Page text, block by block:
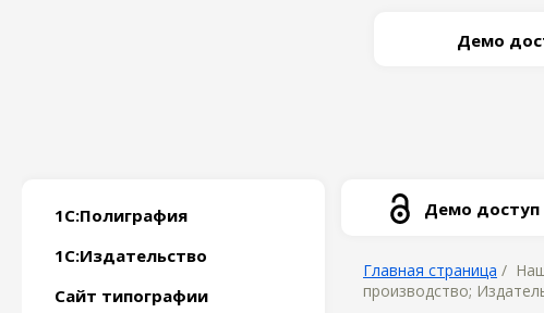
Демо
1С:Полиграфия
1С:Издательство
Сайт типографии
Демо доступ
Главная страница /
производство;